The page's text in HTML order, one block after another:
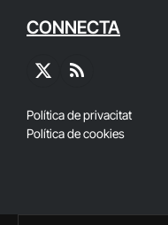
CONNECTA
X
RSS
Política de privacitat
Política de cookies